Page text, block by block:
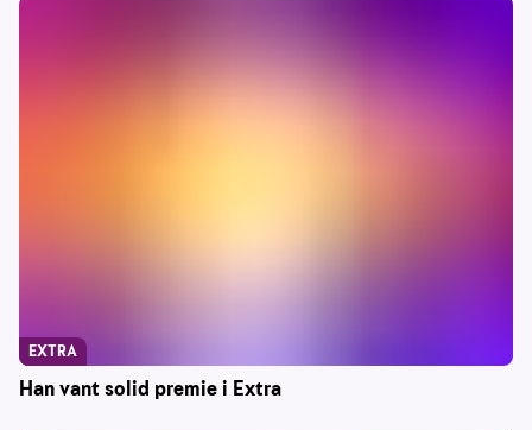
Han vant solid premie i Extra
EXTRA